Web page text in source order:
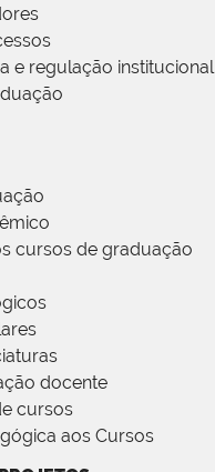
e regulação institucional
cursos de graduação
docente
cursos
aos Cursos